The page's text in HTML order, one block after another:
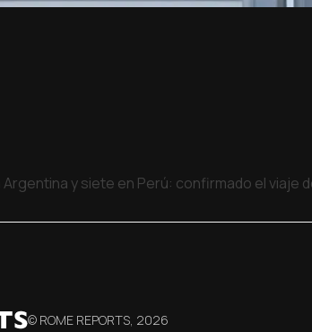
y siete en Perú: confirmado el viaje
© ROME REPORTS, 2026